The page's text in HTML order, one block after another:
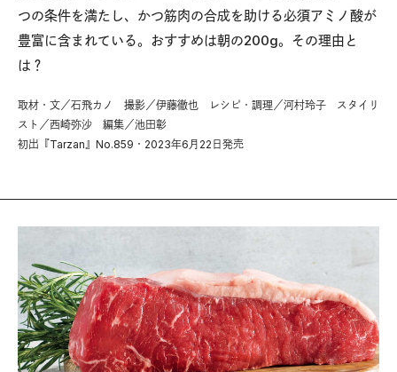
つの条件を満たし、かつ筋肉の合成を助ける必須アミノ酸が
豊富に含まれている。おすすめは朝の200g。その理由と
は？
取材・文／石飛カノ 撮影／伊藤徹也 レシピ・調理／河村玲子 スタイリ
スト／西崎弥沙 編集／池田彰
初出『Tarzan』No.859・2023年6月22日発売